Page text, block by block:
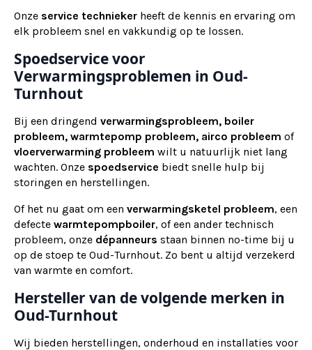
Onze service technieker heeft de kennis en ervaring om
elk probleem snel en vakkundig op te lossen.
Spoedservice voor
Verwarmingsproblemen in Oud-
Turnhout
Bij een dringend verwarmingsprobleem, boiler
probleem, warmtepomp probleem, airco probleem of
vloerverwarming probleem wilt u natuurlijk niet lang
wachten. Onze spoedservice biedt snelle hulp bij
storingen en herstellingen.
Of het nu gaat om een verwarmingsketel probleem, een
defecte warmtepompboiler, of een ander technisch
probleem, onze dépanneurs staan binnen no-time bij u
op de stoep te Oud-Turnhout. Zo bent u altijd verzekerd
van warmte en comfort.
Hersteller van de volgende merken in
Oud-Turnhout
Wij bieden herstellingen, onderhoud en installaties voor